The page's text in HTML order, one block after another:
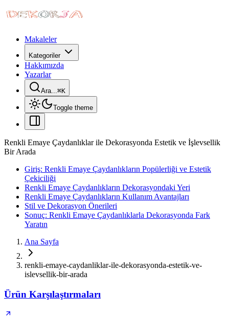
Makaleler
Kategoriler
Hakkımızda
Yazarlar
Ara...⌘K
Toggle theme
Renkli Emaye Çaydanlıklar ile Dekorasyonda Estetik ve İşlevsellik
Bir Arada
Giriş: Renkli Emaye Çaydanlıkların Popülerliği ve Estetik
Çekiciliği
Renkli Emaye Çaydanlıkların Dekorasyondaki Yeri
Renkli Emaye Çaydanlıkların Kullanım Avantajları
Stil ve Dekorasyon Önerileri
Sonuç: Renkli Emaye Çaydanlıklarla Dekorasyonda Fark
Yaratın
Ana Sayfa
renkli-emaye-caydanliklar-ile-dekorasyonda-estetik-ve-
islevsellik-bir-arada
Ürün Karşılaştırmaları